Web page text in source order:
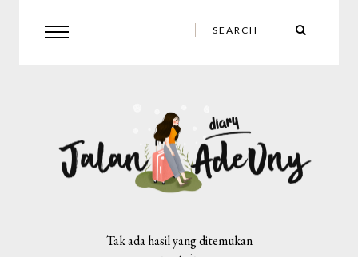
Tak ada hasil yang ditemukan